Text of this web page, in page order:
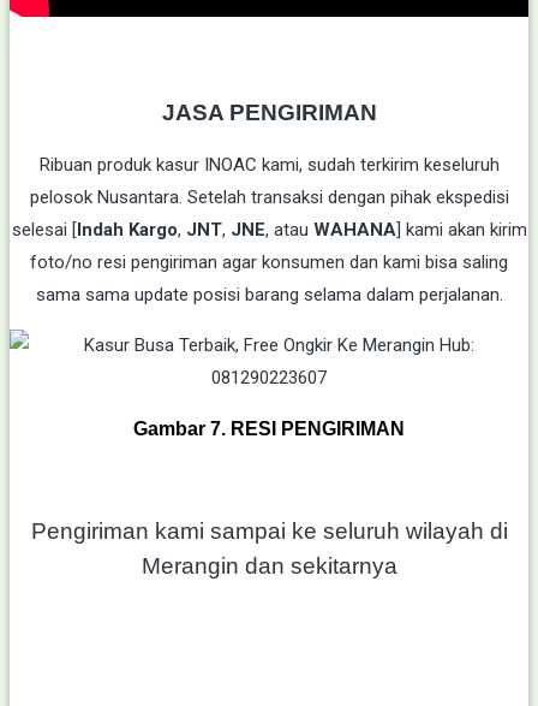
JASA PENGIRIMAN
Ribuan produk kasur INOAC kami, sudah terkirim keseluruh
pelosok Nusantara. Setelah transaksi dengan pihak ekspedisi
selesai [Indah Kargo, JNT, JNE, atau WAHANA] kami akan kirim
foto/no resi pengiriman agar konsumen dan kami bisa saling
sama sama update posisi barang selama dalam perjalanan.
Gambar 7. RESI PENGIRIMAN
Pengiriman kami sampai ke seluruh wilayah di
Merangin dan sekitarnya